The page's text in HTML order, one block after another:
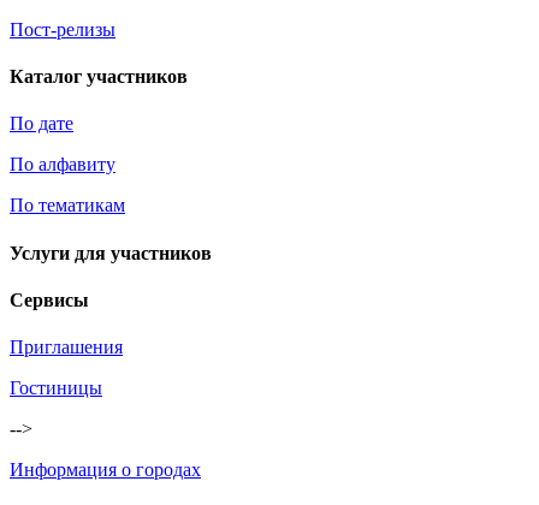
Пост-релизы
Каталог участников
По дате
По алфавиту
По тематикам
Услуги для участников
Сервисы
Приглашения
Гостиницы
-->
Информация о городах